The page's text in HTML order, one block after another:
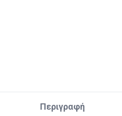
Περιγραφή